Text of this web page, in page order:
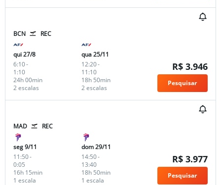
BCN REC
qui 27/8
6:10-
1:10
2 escalas
24h 00min
qua 25/11
12:20-
11:10
2 escalas
18h 50min
R$ 3.946
Pesquisar
MAD REC
seg 9/11
11:50-
0:05
1 escala
16h 15min
dom 29/11
14:50-
13:40
1 escala
18h 50min
R$ 3.977
Pesquisar